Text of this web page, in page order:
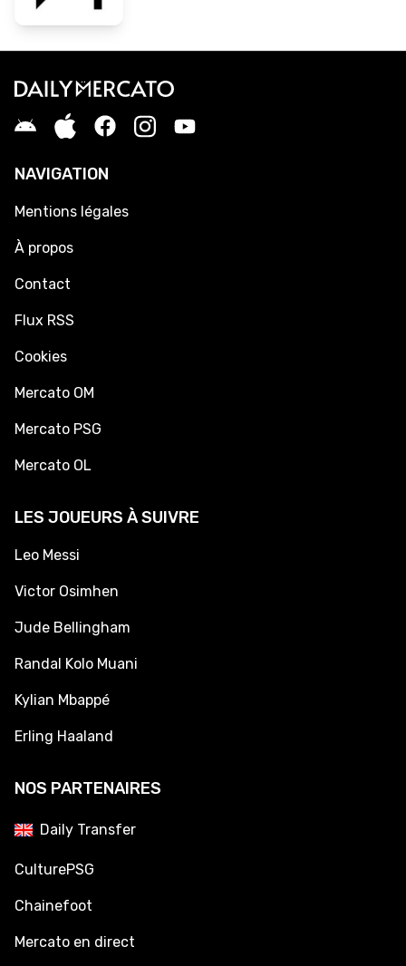
NAVIGATION
Mentions légales
À propos
Contact
Flux RSS
Cookies
Mercato OM
Mercato PSG
Mercato OL
LES JOUEURS À SUIVRE
Leo Messi
Victor Osimhen
Jude Bellingham
Randal Kolo Muani
Kylian Mbappé
Erling Haaland
NOS PARTENAIRES
Daily Transfer
CulturePSG
Chainefoot
Mercato en direct